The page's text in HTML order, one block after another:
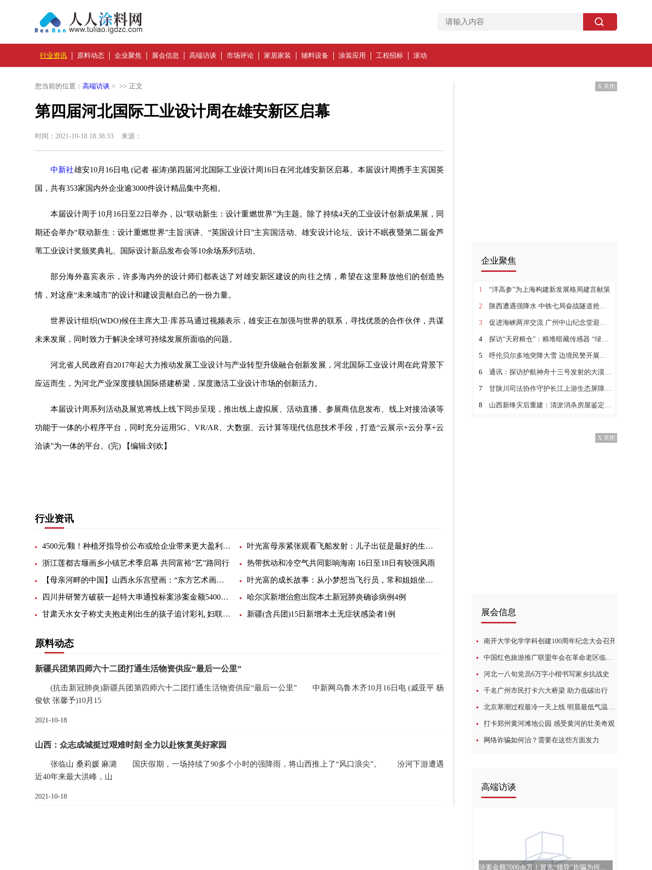
行业资讯 原料动态 企业聚焦 展会信息 高端访谈 市场评论 家居家装 辅料设备 涂装应用 工程招标 滚动
您当前的位置： 高端访谈 > >> 正文
第四届河北国际工业设计周在雄安新区启幕
时间：2021-10-18 18:38:33 来源：
中新社雄安10月16日电 (记者 崔涛)第四届河北国际工业设计周16日在河北雄安新区启幕。本届设计周携手主宾国英
国，共有353家国内外企业逾3000件设计精品集中亮相。
本届设计周于10月16日至22日举办，以“联动新生：设计重燃世界”为主题。除了持续4天的工业设计创新成果展，同
期还会举办“联动新生：设计重燃世界”主旨演讲、“英国设计日”主宾国活动、雄安设计论坛、设计不眠夜暨第二届金芦
苇工业设计奖颁奖典礼、国际设计新品发布会等10余场系列活动。
部分海外嘉宾表示，许多海内外的设计师们都表达了对雄安新区建设的向往之情，希望在这里释放他们的创造热
情，对这座“未来城市”的设计和建设贡献自己的一份力量。
世界设计组织(WDO)候任主席大卫·库苏马通过视频表示，雄安正在加强与世界的联系，寻找优质的合作伙伴，共谋
未来发展，同时致力于解决全球可持续发展所面临的问题。
河北省人民政府自2017年起大力推动发展工业设计与产业转型升级融合创新发展，河北国际工业设计周在此背景下
应运而生，为河北产业深度接轨国际搭建桥梁，深度激活工业设计市场的创新活力。
本届设计周系列活动及展览将线上线下同步呈现，推出线上虚拟展、活动直播、参展商信息发布、线上对接洽谈等
功能于一体的小程序平台，同时充分运用5G、VR/AR、大数据、云计算等现代信息技术手段，打造“云展示+云分享+云
洽谈”为一体的平台。(完) 【编辑:刘欢】
行业资讯
4500元/颗！种植牙指导价公布或给企业带来更大盈利空间 叶光富母亲紧张观看飞船发射：儿子出征是最好的生日礼物
浙江莲都古堰画乡小镇艺术季启幕 共同富裕“艺”路同行 热带扰动和冷空气共同影响海南 16日至18日有较强风雨
【母亲河畔的中国】山西永乐宫壁画：“东方艺术画廊”穿 叶光富的成长故事：从小梦想当飞行员，常和姐姐坐在石板
四川井研警方破获一起特大串通投标案涉案金额5400万元 哈尔滨新增治愈出院本土新冠肺炎确诊病例4例
甘肃天水女子称丈夫抱走刚出生的孩子追讨彩礼 妇联：孩 新疆(含兵团)15日新增本土无症状感染者1例
原料动态
新疆兵团第四师六十二团打通生活物资供应“最后一公里”
(抗击新冠肺炎)新疆兵团第四师六十二团打通生活物资供应“最后一公里” 中新网乌鲁木齐10月16日电 (戚亚平 杨
俊钦 张馨予)10月15
2021-10-18
山西：众志成城挺过艰难时刻 全力以赴恢复美好家园
张临山 桑莉媛 麻潞 国庆假期，一场持续了90多个小时的强降雨，将山西推上了“风口浪尖”。 汾河下游遭遇
近40年来最大洪峰，山
2021-10-18
X 关闭
企业聚焦
1 “洋高参”为上海构建新发展格局建言献策
2 陕西遭遇强降水 中铁七局奋战隧道抢险一线
3 促进海峡两岸交流 广州中山纪念堂迎建堂90周年
4 探访“天府粮仓”：粮堆暗藏传感器 “绿色科技”守护
5 呼伦贝尔多地突降大雪 边境民警开展风雪驰援
6 通讯：探访护航神舟十三号发射的大漠警察：看到发射瞬间
7 甘陕川司法协作守护长江上游生态屏障和水源涵养地
8 山西新绛灾后重建：清淤消杀房屋鉴定全面启动
X 关闭
展会信息
南开大学化学学科创建100周年纪念大会召开
中国红色旅游推广联盟年会在革命老区临沂举行
河北一八旬党员6万字小楷书写家乡抗战史
千名广州市民打卡六大桥梁 助力低碳出行
北京寒潮过程最冷一天上线 明晨最低气温仅1℃
打卡郑州黄河滩地公园 感受黄河的壮美奇观
网络诈骗如何治？需要在这些方面发力
高端访谈
涉案金额7000余万！冒充“领导”诈骗为何屡屡得手？